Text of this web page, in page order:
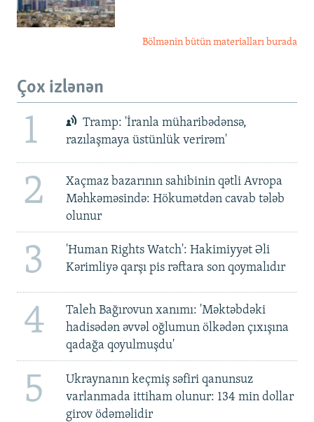
Bölmənin bütün materialları burada
Çox izlənən
1
Tramp: 'İranla müharibədənsə,
razılaşmaya üstünlük verirəm'
2
Xaçmaz bazarının sahibinin qətli Avropa
Məhkəməsində: Hökumətdən cavab tələb
olunur
3
'Human Rights Watch': Hakimiyyət Əli
Kərimliyə qarşı pis rəftara son qoymalıdır
4
Taleh Bağırovun xanımı: 'Məktəbdəki
hadisədən əvvəl oğlumun ölkədən çıxışına
qadağa qoyulmuşdu'
5
Ukraynanın keçmiş səfiri qanunsuz
varlanmada ittiham olunur: 134 min dollar
girov ödəməlidir